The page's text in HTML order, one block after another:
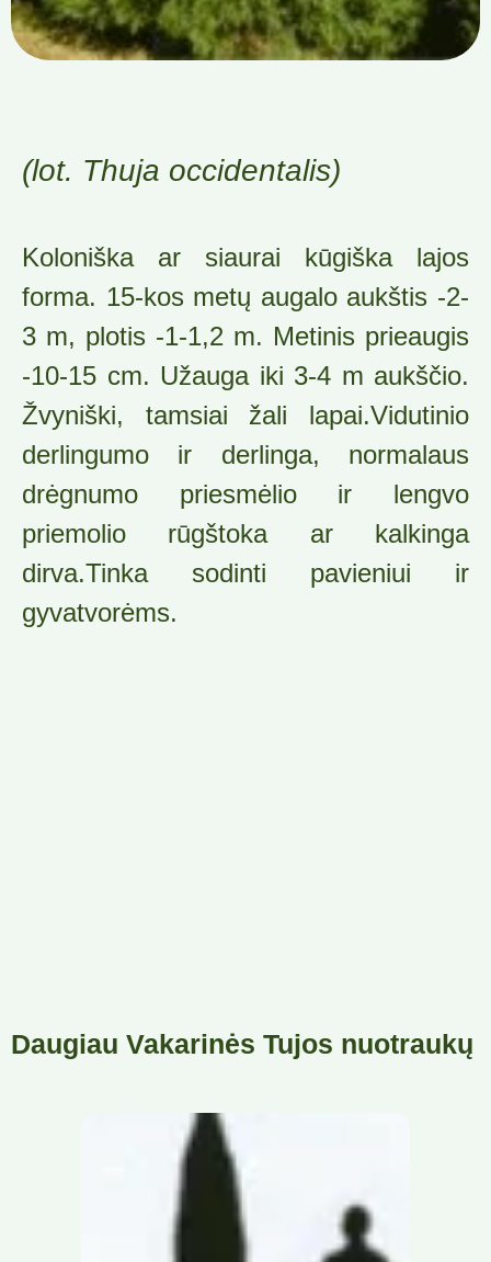
(lot. Thuja occidentalis)
Koloniška ar siaurai kūgiška lajos
forma. 15-kos metų augalo aukštis -2-
3 m, plotis -1-1,2 m. Metinis prieaugis
-10-15 cm. Užauga iki 3-4 m aukščio.
Žvyniški, tamsiai žali lapai.Vidutinio
derlingumo ir derlinga, normalaus
drėgnumo priesmėlio ir lengvo
priemolio rūgštoka ar kalkinga
dirva.Tinka sodinti pavieniui ir
gyvatvorėms.
Daugiau Vakarinės Tujos nuotraukų